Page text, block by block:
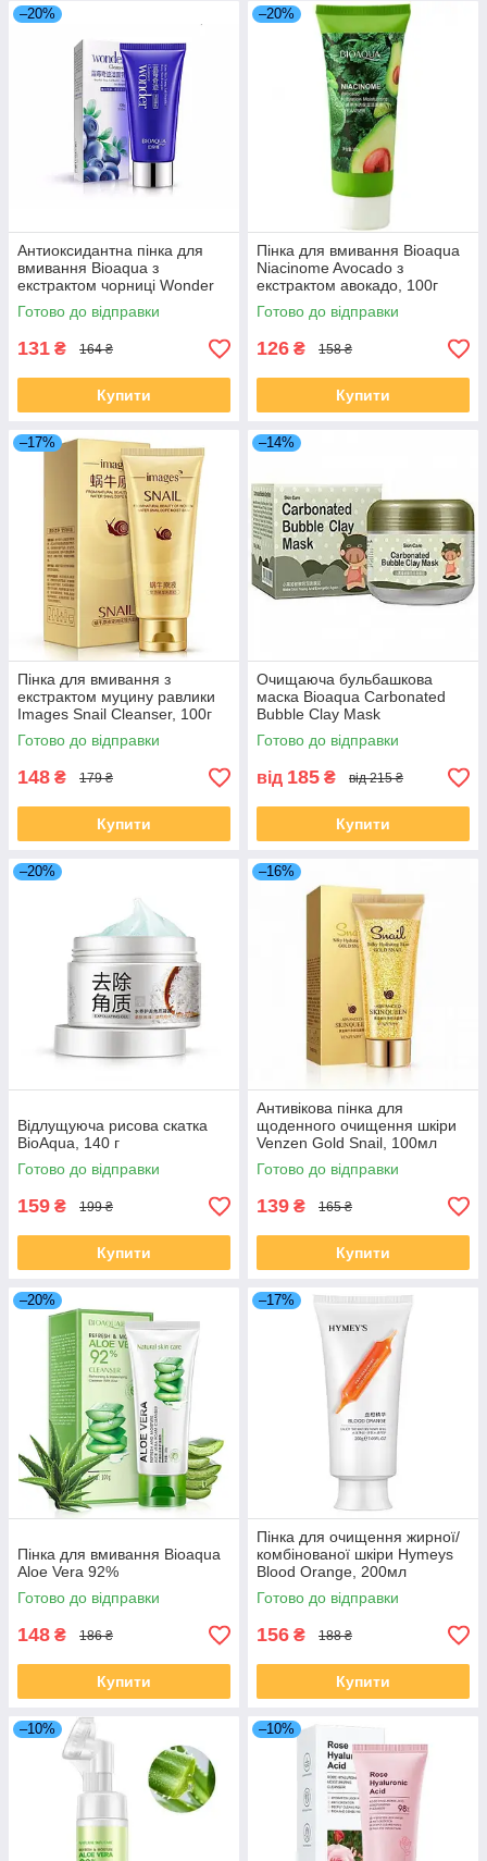
–20%
Антиоксидантна пінка для
вмивання Bioaqua з
екстрактом чорниці Wonder
Cleanser, 100г
Готово до відправки
131 ₴ 164 ₴
Купити
–20%
Пінка для вмивання Bioaqua
Niacinome Avocado з
екстрактом авокадо, 100г
Готово до відправки
126 ₴ 158 ₴
Купити
–17%
Пінка для вмивання з
екстрактом муцину равлики
Images Snail Cleanser, 100г
Готово до відправки
148 ₴ 179 ₴
Купити
–14%
Очищаюча бульбашкова
маска Bioaqua Carbonated
Bubble Clay Mask
Готово до відправки
від 185 ₴ від 215 ₴
Купити
–20%
Відлущуюча рисова скатка
BioAqua, 140 г
Готово до відправки
159 ₴ 199 ₴
Купити
–16%
Антивікова пінка для
щоденного очищення шкіри
Venzen Gold Snail, 100мл
Готово до відправки
139 ₴ 165 ₴
Купити
–20%
Пінка для вмивання Bioaqua
Aloe Vera 92%
Готово до відправки
148 ₴ 186 ₴
Купити
–17%
Пінка для очищення жирної/
комбінованої шкіри Hymeys
Blood Orange, 200мл
Готово до відправки
156 ₴ 188 ₴
Купити
–10% –10%